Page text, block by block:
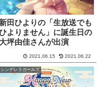
新田ひよりの「生放送でも
よりません」に誕生日の
大坪由佳さんが出演
2021.06.15 2021.06.22
シンデレラガールズ